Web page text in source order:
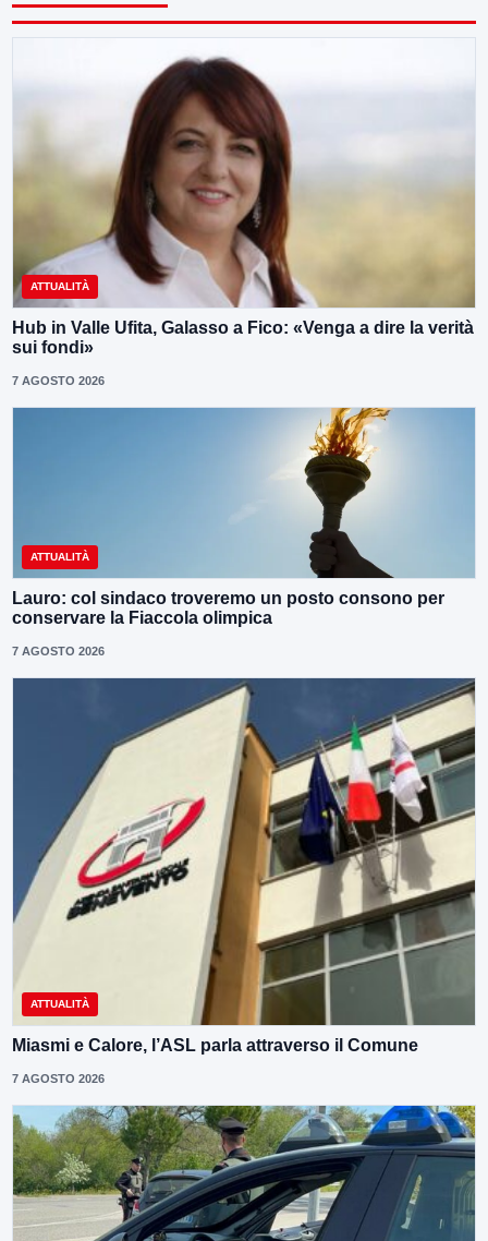
ATTUALITÀ
Hub in Valle Ufita, Galasso a Fico: «Venga a dire la verità
sui fondi»
7 AGOSTO 2026
ATTUALITÀ
Lauro: col sindaco troveremo un posto consono per
conservare la Fiaccola olimpica
7 AGOSTO 2026
ATTUALITÀ
Miasmi e Calore, l’ASL parla attraverso il Comune
7 AGOSTO 2026